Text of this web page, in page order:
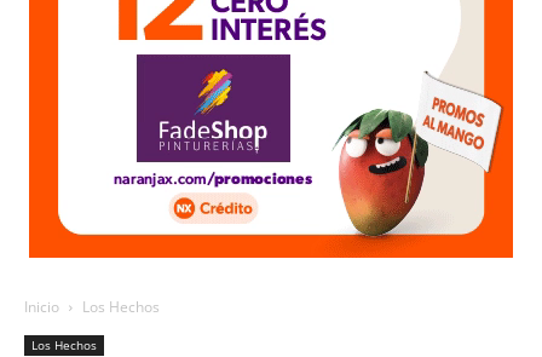
Inicio Los Hechos
Los Hechos